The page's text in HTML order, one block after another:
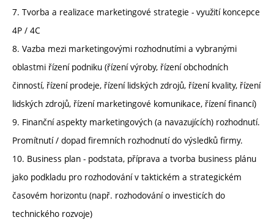
7. Tvorba a realizace marketingové strategie - využití koncepce
4P / 4C
8. Vazba mezi marketingovými rozhodnutími a vybranými
oblastmi řízení podniku (řízení výroby, řízení obchodních
činností, řízení prodeje, řízení lidských zdrojů, řízení kvality, řízení
lidských zdrojů, řízení marketingové komunikace, řízení financí)
9. Finanční aspekty marketingových (a navazujících) rozhodnutí.
Promítnutí / dopad firemních rozhodnutí do výsledků firmy.
10. Business plan - podstata, příprava a tvorba business plánu
jako podkladu pro rozhodování v taktickém a strategickém
časovém horizontu (např. rozhodování o investicích do
technického rozvoje)